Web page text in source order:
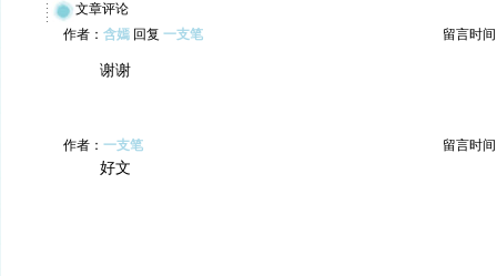
文章评论
作者： 含嫣 回复 一支笔 留言时间
谢谢
作者： 一支笔 留言时间
好文